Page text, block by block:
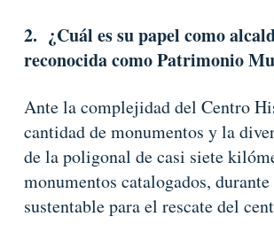
2. ¿Cuál es su papel como
reconocida como Patrimonio
Ante la complejidad del Centro
cantidad de monumentos y la
de la poligonal de casi siete
monumentos catalogados,
sustentable para el rescate del